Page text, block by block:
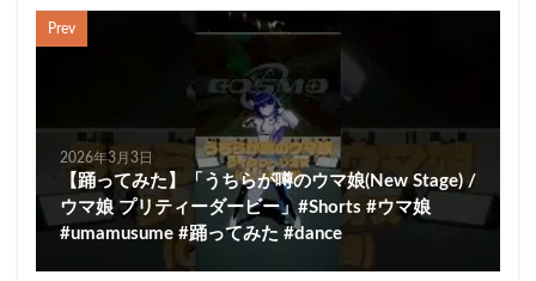
Prev
2026年3月3日
【踊ってみた】「うちらが噂のウマ娘(New Stage) /
ウマ娘 プリティーダービー」#Shorts #ウマ娘
#umamusume #踊ってみた #dance